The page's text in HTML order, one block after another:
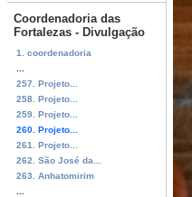
Coordenadoria das
Fortalezas - Divulgação
1. coordenadoria
257. Projeto...
258. Projeto...
259. Projeto...
260. Projeto...
261. Projeto...
262. São José da...
263. Anhatomirim